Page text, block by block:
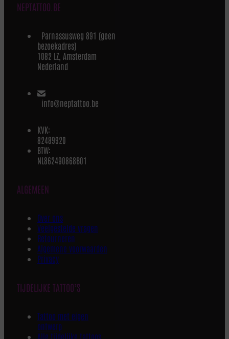
NEPTATTOO.BE
Parnassusweg 891 (geen
bezoekadres)
1082 LZ, Amsterdam
Nederland
info@neptattoo.be
KVK:
82489920
BTW:
NL862490868B01
ALGEMEEN
Over ons
Veelgestelde vragen
Retourneren
Algemene voorwaarden
Privacy
TIJDELIJKE TATTOO’S
Tattoo met eigen
ontwerp
Alle tijdelijke tattoos